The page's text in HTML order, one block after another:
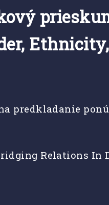
predkladanie
Relations In